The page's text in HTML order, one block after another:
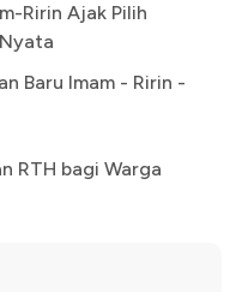
Ririn Ajak Pilih
Baru Imam - Ririn -
RTH bagi Warga